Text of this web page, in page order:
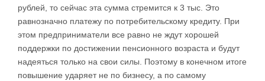
рублей, то сейчас эта сумма стремится к 3 тыс. Это
равнозначно платежу по потребительскому кредиту. При
этом предприниматели все равно не ждут хорошей
поддержки по достижении пенсионного возраста и будут
надеяться только на свои силы. Поэтому в конечном итоге
повышение ударяет не по бизнесу, а по самому